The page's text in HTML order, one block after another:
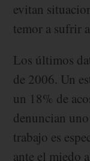
evitan
temor a sufrir
Los últimos
de 2006. Un
un 18% de
denuncian
trabajo es
ante el miedo